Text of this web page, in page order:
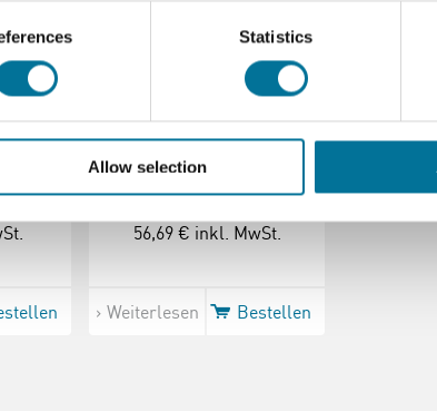
Statistics
Allow selection
Hebel mit
Hebelträger und
Zeiger
56,69 € inkl. MwSt.
Weiterlesen Bestellen